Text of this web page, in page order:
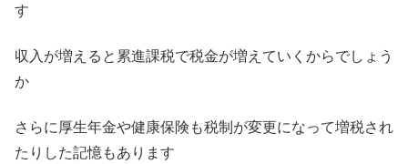
す
収入が増えると累進課税で税金が増えていくからでしょう
か
さらに厚生年金や健康保険も税制が変更になって増税され
たりした記憶もあります